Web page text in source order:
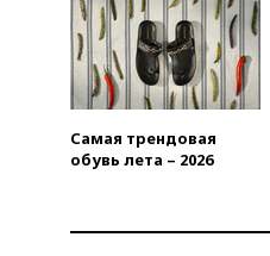
Самая трендовая
обувь лета – 2026